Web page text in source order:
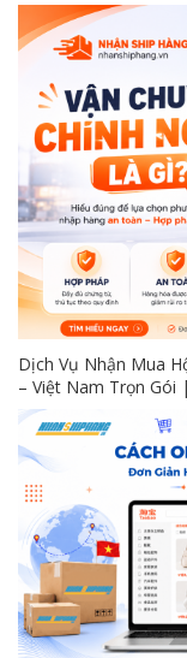
Dịch Vụ Nhận Mua
– Việt Nam Trọn